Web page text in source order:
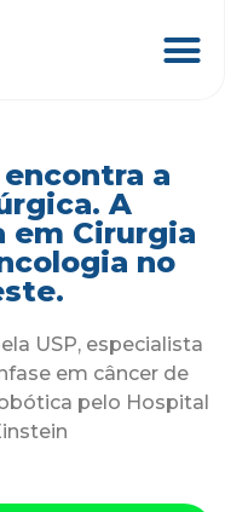
a
A
em Cirurgia
no
USP, especialista
em câncer de
pelo Hospital